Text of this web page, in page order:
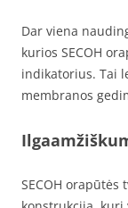
Dar viena
kurios SECOH
indikatorius. Tai
membranos
SECOH